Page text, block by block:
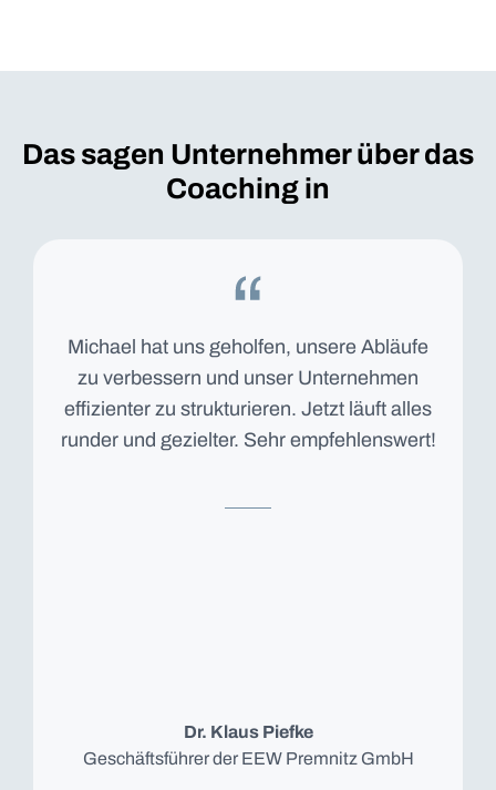
Das sagen Unternehmer über das
Coaching in
Michael hat uns geholfen, unsere Abläufe
zu verbessern und unser Unternehmen
effizienter zu strukturieren. Jetzt läuft alles
runder und gezielter. Sehr empfehlenswert!
Dr. Klaus Piefke
Geschäftsführer der EEW Premnitz GmbH